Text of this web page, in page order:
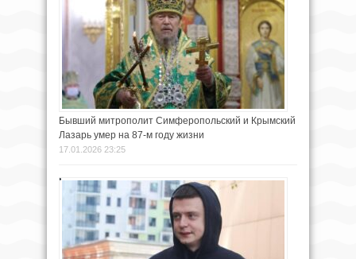
Бывший митрополит Симферопольский и Крымский
Лазарь умер на 87-м году жизни
17.01.2026 23:25